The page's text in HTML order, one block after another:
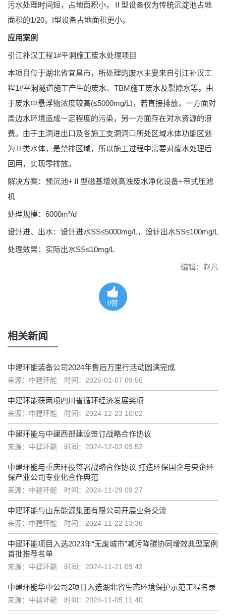
污水处理时间短，占地面积小，Ⅱ型设备仅为传统沉淀池占地
面积的1/20，I型设备占地面积更小。
应用案例
引江补汉工程1#平洞施工废水处理项目
本项目位于湖北省宜昌市，所处理的废水主要来自引江补汉工
程1#平洞隧道施工产生的废水、TBM施工废水及裂隙水等。由
于废水中悬浮物浓度较高(≤5000mg/L)，若直接排放，一方面对
周边水环境造成一定程度的污染，另一方面存在对水资源的浪
费。由于主洞进出口及各施工支洞洞口所处区域水体功能区划
为Ⅱ类水体，是禁排区域，所以施工过程中需要对废水处理后
回用，实现零排放。
解决方案：预沉池+Ⅱ型磁基增效高浊废水净化设备+带式压滤
机
处理规模：6000m³/d
设计进、出水：设计进水SS≤5000mg/L，设计出水SS≤100mg/L
处理效果：实际出水SS≤10mg/L
编辑：赵凡
0赞
相关新闻
中建环能装备公司2024年售后万里行活动圆满完成
来源：中建环能 时间：2025-01-07 09:56
中建环能获两项四川省循环经济发展奖项
来源：中建环能 时间：2024-12-23 10:02
中建环能与中建西部建设签订战略合作协议
来源：中建环能 时间：2024-12-02 09:52
中建环能与重庆环投签署战略合作协议 打造环保国企与央企环
保产业公司专业化合作典范
来源：中建环能 时间：2024-11-29 09:27
中建环能与山东能源集团有限公司开展业务交流
来源：中建环能 时间：2024-11-22 13:36
中建环能项目入选2023年“无废城市”减污降碳协同增效典型案例
首批推荐名单
来源：中建环能 时间：2024-11-21 09:42
中建环能华中公司2项目入选湖北省生态环境保护示范工程名录
来源：中建环能 时间：2024-11-05 11:40